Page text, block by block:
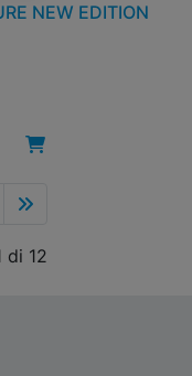
NEW EDITION
di 12